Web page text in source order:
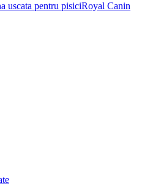
uscata pentru pisiciRoyal Canin